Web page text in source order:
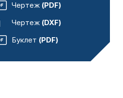
Чертеж (PDF)
Чертеж (DXF)
Буклет (PDF)